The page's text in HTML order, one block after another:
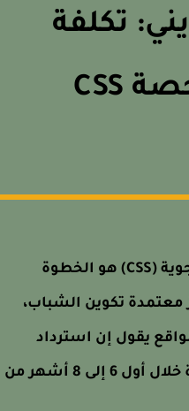
تكلفة
الحصول على رخصة CSS
الاستثمار في رخصة الملاحة الجوية (CSS) هو الخطوة
تكوين الشباب،
يقول إن استرداد
مصاريف التكوين (ROI) يتم عادة خلال أول 6 إلى 8 أشهر من